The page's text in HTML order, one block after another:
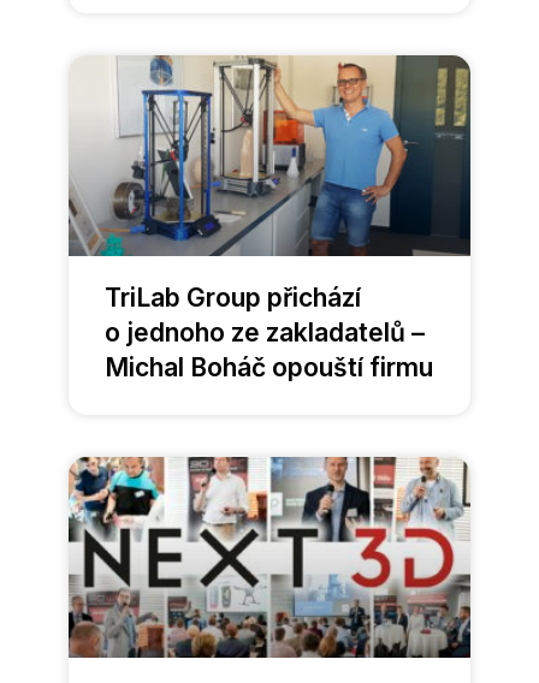
TriLab Group přichází
o jednoho ze zakladatelů –
Michal Boháč opouští firmu